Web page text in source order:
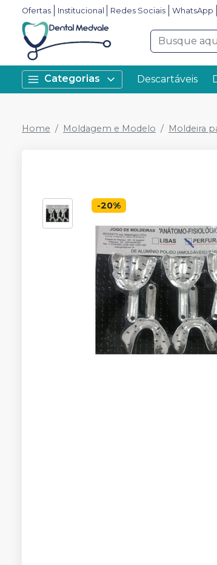
Ofertas Institucional Redes Sociais WhatsApp
Categorias Descartáveis
Home Moldagem e Modelo Moldeira
-20%